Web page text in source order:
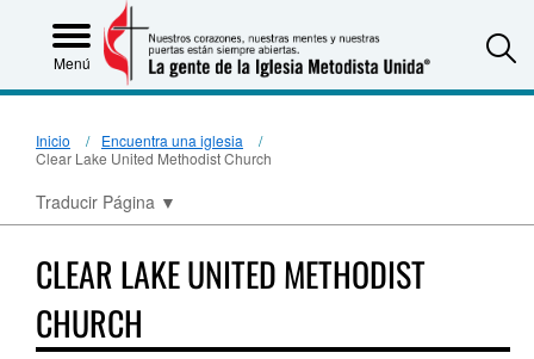
Menú
Inicio
Encuentra una iglesia
Clear Lake United Methodist Church
Traducir Página ▼
CLEAR LAKE UNITED METHODIST
CHURCH